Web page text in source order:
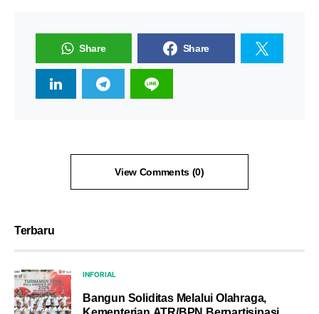
Share Share
View Comments (0)
Terbaru
INFORIAL
Bangun Soliditas Melalui Olahraga,